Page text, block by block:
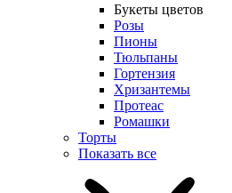
Букеты цветов
Розы
Пионы
Тюльпаны
Гортензия
Хризантемы
Протеас
Ромашки
Торты
Показать все